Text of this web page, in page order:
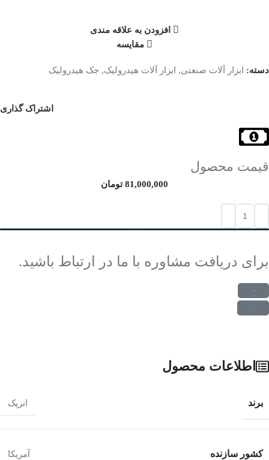
افزودن به علاقه مندی
مقایسه
دسته: ابزار آلات صنعتی, ابزار آلات هیدرولیک, جک هیدرولیک
اشتراک گذاری
قیمت محصول
81,000,000 تومان
برای دریافت مشاوره با ما در ارتباط باشید.
اطلاعات محصول
برند انرپک
کشور سازنده آمریکا